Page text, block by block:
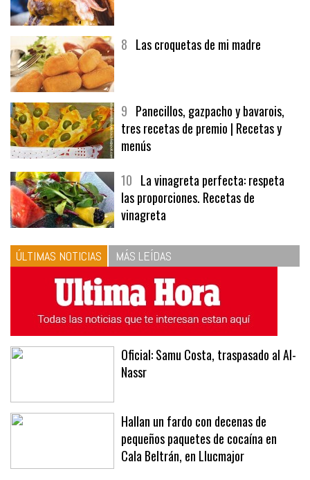
8 Las croquetas de mi madre
9 Panecillos, gazpacho y bavarois,
tres recetas de premio | Recetas y
menús
10 La vinagreta perfecta: respeta
las proporciones. Recetas de
vinagreta
ÚLTIMAS NOTICIAS MÁS LEÍDAS
Oficial: Samu Costa, traspasado al Al-
Nassr
Hallan un fardo con decenas de
pequeños paquetes de cocaína en
Cala Beltrán, en Llucmajor